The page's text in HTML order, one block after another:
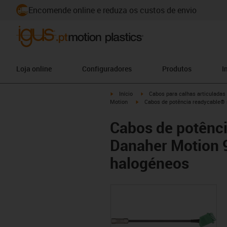
Encomende online e reduza os custos de envio
Loja online Configuradores Produtos
igus-icon-arrow-right
Início igus-icon-arrow-right
Cabos para calhas articuladas
Motion
igus-icon-arrow-right
Cabos de potência
Cabos de
Danaher Motion
halogéneos